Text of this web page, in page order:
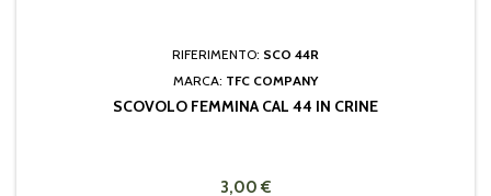
RIFERIMENTO: SCO 44R
MARCA: TFC COMPANY
SCOVOLO FEMMINA CAL 44 IN CRINE
3,00 €